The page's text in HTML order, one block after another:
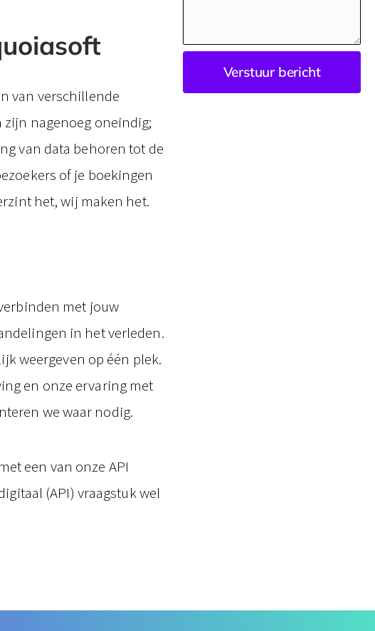
van verschillende
nagenoeg oneindig;
van data behoren tot de
of je boekingen
het, wij maken het.
met jouw
in het verleden.
weergeven op één plek.
en onze ervaring met
we waar nodig.
met een van onze API
(API) vraagstuk wel
Verstuur bericht